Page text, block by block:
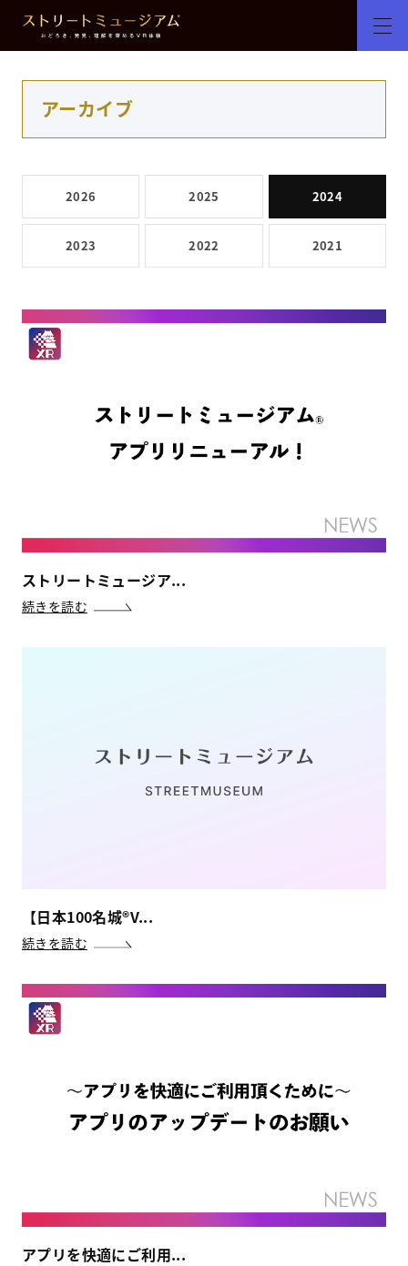
アーカイブ
2026 2025 2024
2023 2022 2021
ストリートミュージア...
続きを読む
【日本100名城®V...
続きを読む
アプリを快適にご利用...